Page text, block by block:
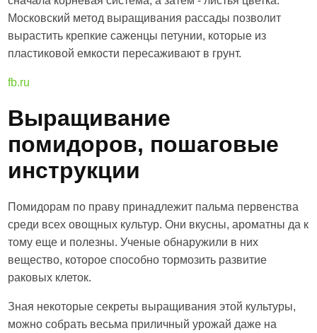
Московский метод выращивания рассады позволит
вырастить крепкие саженцы петунии, которые из
пластиковой емкости пересаживают в грунт.
fb.ru
Выращивание
помидоров, пошаговые
инструкции
Помидорам по праву принадлежит пальма первенства
среди всех овощных культур. Они вкусны, ароматны да к
тому еще и полезны. Ученые обнаружили в них
вещество, которое способно тормозить развитие
раковых клеток.
Зная некоторые секреты выращивания этой культуры,
можно собрать весьма приличный урожай даже на